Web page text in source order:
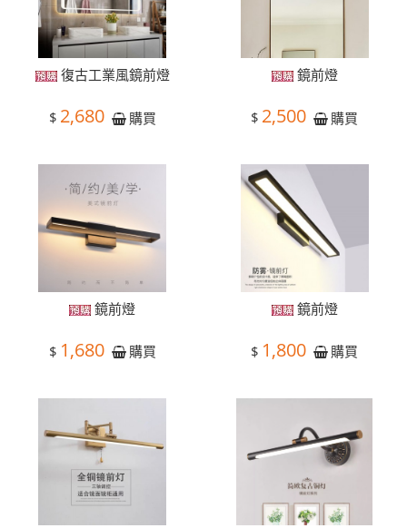
復古工業風鏡前燈
$ 2,680 購買
鏡前燈
$ 2,500 購買
鏡前燈
$ 1,680 購買
鏡前燈
$ 1,800 購買